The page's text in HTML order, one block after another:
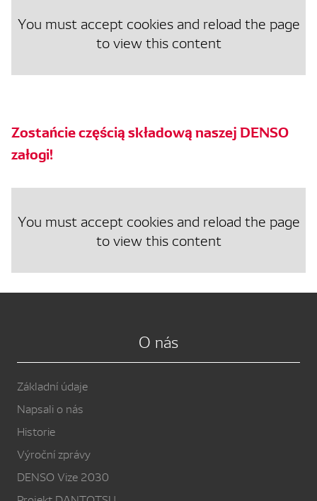
You must accept cookies and reload the page
to view this content
Zostańcie częścią składową naszej DENSO
załogi!
You must accept cookies and reload the page
to view this content
O nás
Základní údaje
Napsali o nás
Historie
Výroční zprávy
DENSO Vize 2030